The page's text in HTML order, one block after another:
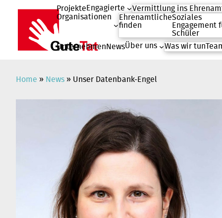
springen
Projekte Engagierte
Vermittlung ins
Organisationen
Ehrenamtliche
finden
Soziales
Engagement
Schüler
UnternehmenNewsÜber uns Was wir tun
Home » News » Unser Datenbank-Engel